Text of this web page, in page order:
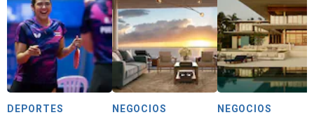
DEPORTES NEGOCIOS NEGOCIOS